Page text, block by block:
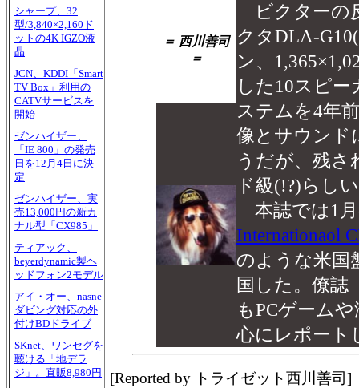
シャープ、32
型/3,840×2,160ド
ットの4K IGZO液
晶
JCN、KDDI「Smart
TV Box」利用の
CATVサービスを
開始
ゼンハイザー、
「IE 800」の発売
日を12月4日に決
定
ゼンハイザー、実
売13,000円の新カ
ナル型「CX985」
ティアック、
beyerdynamic製ヘ
ッドフォン2モデル
アイ・オー、nasne
ダビング対応の外
付けBDドライブ
SKnet、ワンセグを
聴ける「地デラ
ジ」。直販8,980円
＝ 西川善司
＝
ビクターの
クタDLA-
ン、
した10スピ
ステムを4年
像とサウンド
うだが、残さ
ド級(!?)らし
本誌では1
Internationaol
のような米国
国した。僚誌
もPCゲーム
心にレポート
[Reported by トライゼット西川善司]